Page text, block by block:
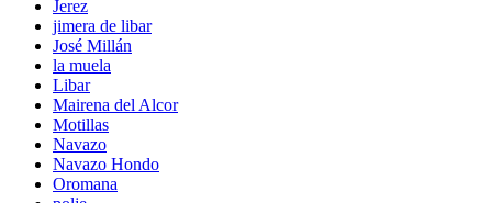
Jerez
jimera de libar
José Millán
la muela
Libar
Mairena del Alcor
Motillas
Navazo
Navazo Hondo
Oromana